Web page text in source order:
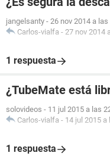
jangelsanty - 26 nov 2014 a las
Carlos-vialfa - 27 nov 2014
1 respuesta
¿TubeMate está
solovideos - 11 jul 2015 a las
Carlos-vialfa - 14 jul 2015 a
1 respuesta